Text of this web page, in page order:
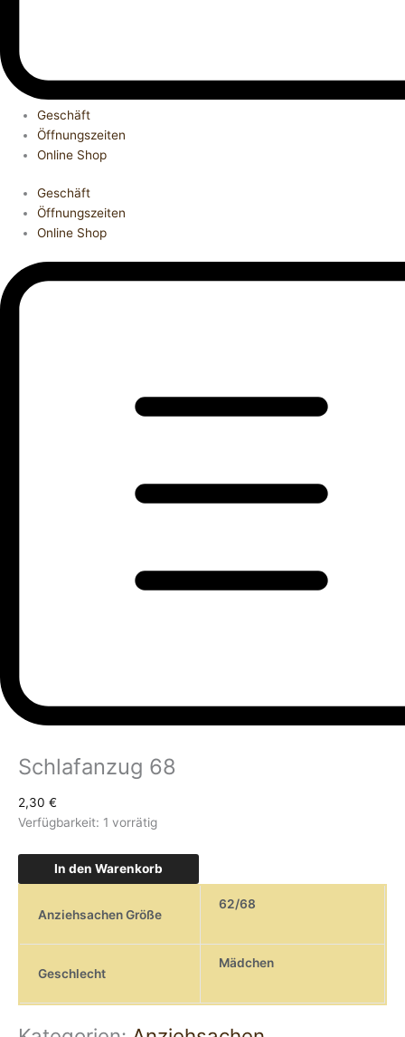
Geschäft
Öffnungszeiten
Online Shop
Geschäft
Öffnungszeiten
Online Shop
Schlafanzug 68
2,30 €
Verfügbarkeit: 1 vorrätig
In den Warenkorb
Anziehsachen Größe
62/68
Geschlecht
Mädchen